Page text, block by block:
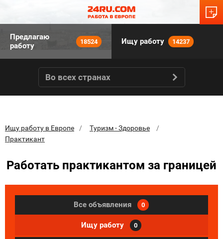
Предлагаю
работу
18524 Ищу работу 14237
Во всех странах
Ищу работу в Европе
Туризм - Здоровье
Практикант
Работать практикантом за границей
Все объявления 0
Ищу работу 0